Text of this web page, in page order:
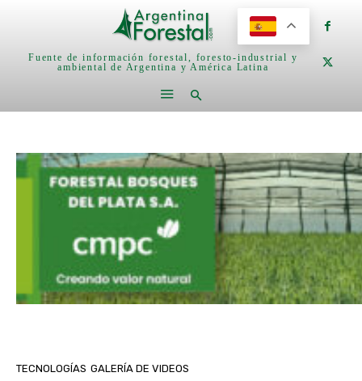
Fuente de información forestal, foresto-industrial y
ambiental de Argentina y América Latina
TECNOLOGÍAS GALERÍA DE VIDEOS